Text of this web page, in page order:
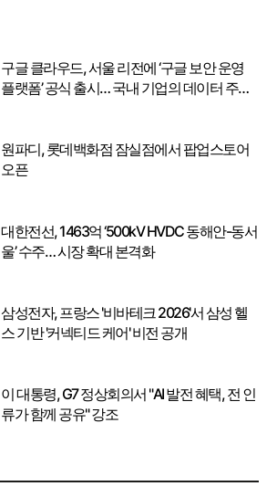
구글 클라우드, 서울 리전에 ‘구글 보안 운영
플랫폼’ 공식 출시… 국내 기업의 데이터 주권
원파디, 롯데백화점 잠실점에서 팝업스토어
오픈
대한전선, 1463억 ‘500kV HVDC 동해안-동서
울’ 수주… 시장 확대 본격화
삼성전자, 프랑스 '비바테크 2026'서 삼성 헬
스 기반 '커넥티드 케어' 비전 공개
이 대통령, G7 정상회의서 "AI 발전 혜택, 전 인
류가 함께 공유" 강조